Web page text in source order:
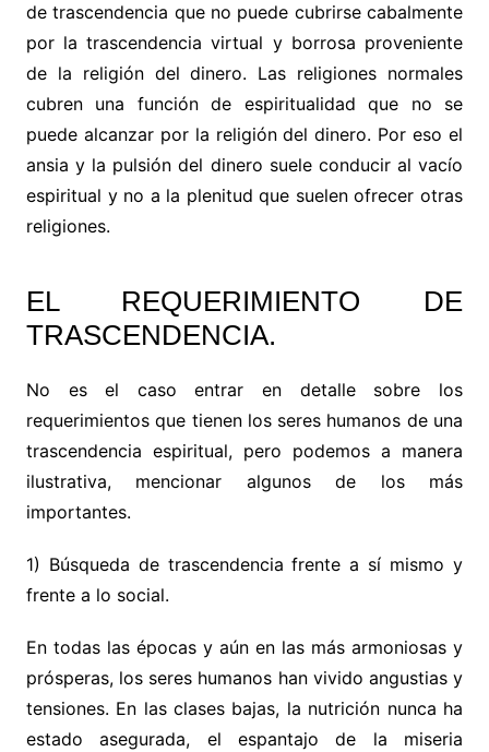
de trascendencia que no puede cubrirse cabalmente
por la trascendencia virtual y borrosa proveniente
de la religión del dinero. Las religiones normales
cubren una función de espiritualidad que no se
puede alcanzar por la religión del dinero. Por eso el
ansia y la pulsión del dinero suele conducir al vacío
espiritual y no a la plenitud que suelen ofrecer otras
religiones.
EL REQUERIMIENTO DE
TRASCENDENCIA.
No es el caso entrar en detalle sobre los
requerimientos que tienen los seres humanos de una
trascendencia espiritual, pero podemos a manera
ilustrativa, mencionar algunos de los más
importantes.
1) Búsqueda de trascendencia frente a sí mismo y
frente a lo social.
En todas las épocas y aún en las más armoniosas y
prósperas, los seres humanos han vivido angustias y
tensiones. En las clases bajas, la nutrición nunca ha
estado asegurada, el espantajo de la miseria